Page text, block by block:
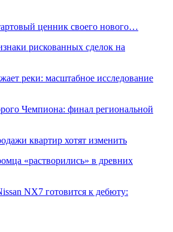
ценник своего нового…
рискованных сделок на
реки: масштабное исследование
Чемпиона: финал региональной
квартир хотят изменить
«растворились» в древних
NX7 готовится к дебюту: